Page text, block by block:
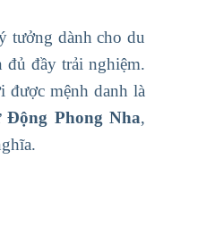
tưởng dành cho du
đủ đầy trải nghiệm.
mệnh danh là
Động Phong Nha,